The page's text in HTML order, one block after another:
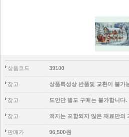
상품코드 39100
참고 상품특성상 반품및 교환이 불가
참고 도안만 별도 구매는 불가합니다.
참고 액자는 포함되지 않은 재료만의
판매가 96,500원